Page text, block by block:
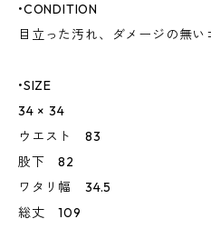
•CONDITION
目立った汚れ、ダメージの無い
•SIZE
34 × 34
ウエスト 83
股下 82
ワタリ幅 34.5
総丈 109